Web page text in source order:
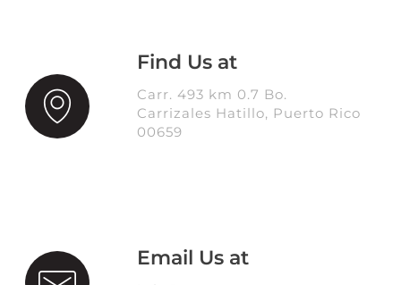
Find Us at
Carr. 493 km 0.7 Bo.
Carrizales Hatillo, Puerto Rico
00659
Email Us at